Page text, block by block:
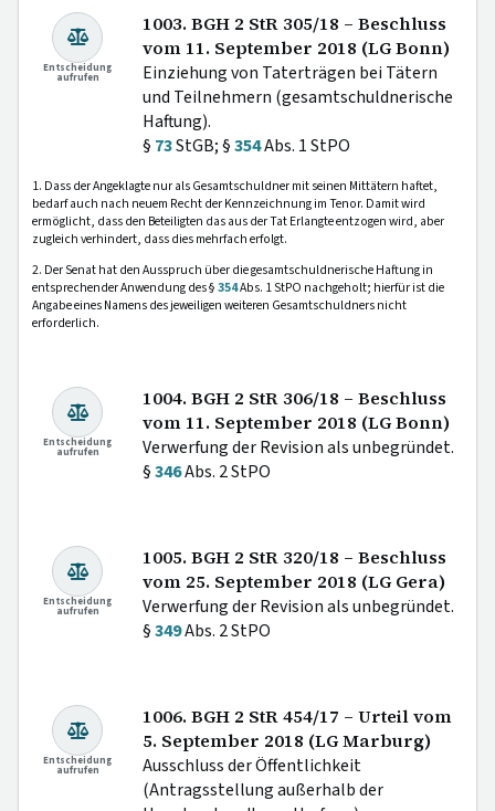
Entscheidung
aufrufen
1003. BGH 2 StR 305/18 – Beschluss
vom 11. September 2018 (LG Bonn)
Einziehung von Taterträgen bei Tätern
und Teilnehmern (gesamtschuldnerische
Haftung).
§ 73StGB; §354Abs. 1 StPO
1. Dass der Angeklagte nur als Gesamtschuldner mit seinen Mittätern haftet,
bedarf auch nach neuem Recht der Kennzeichnung im Tenor. Damit wird
ermöglicht, dass den Beteiligten das aus der Tat Erlangte entzogen wird, aber
zugleich verhindert, dass dies mehrfach erfolgt.
2. Der Senat hat den Ausspruch über die gesamtschuldnerische Haftung in
entsprechender Anwendung des §354Abs. 1 StPO nachgeholt; hierfür ist die
Angabe eines Namens des jeweiligen weiteren Gesamtschuldners nicht
erforderlich.
Entscheidung
aufrufen
1004. BGH 2 StR 306/18 – Beschluss
vom 11. September 2018 (LG Bonn)
Verwerfung der Revision als unbegründet.
§346Abs. 2 StPO
Entscheidung
aufrufen
1005. BGH 2 StR 320/18 – Beschluss
vom 25. September 2018 (LG Gera)
Verwerfung der Revision als unbegründet.
§349Abs. 2 StPO
Entscheidung
aufrufen
1006. BGH 2 StR 454/17 – Urteil vom
5. September 2018 (LG Marburg)
Ausschluss der Öffentlichkeit
(Antragsstellung außerhalb der